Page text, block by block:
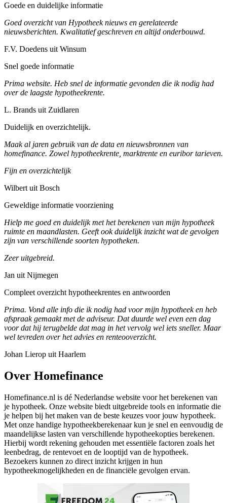
Goede en duidelijke informatie
Goed overzicht van Hypotheek nieuws en gerelateerde
nieuwsberichten. Kwalitatief geschreven en altijd onderbouwd.
F.V. Doedens uit Winsum
Snel goede informatie
Prima website. Heb snel de informatie gevonden die ik nodig had
over de laagste hypotheekrente.
L. Brands uit Zuidlaren
Duidelijk en overzichtelijk.
Maak al jaren gebruik van de data en nieuwsbronnen van
homefinance. Zowel hypotheekrente, marktrente en euribor tarieven.
Fijn en overzichtelijk
Wilbert uit Bosch
Geweldige informatie voorziening
Hielp me goed en duidelijk met het berekenen van mijn hypotheek
ruimte en maandlasten. Geeft ook duidelijk inzicht wat de gevolgen
zijn van verschillende soorten hypotheken.
Zeer uitgebreid.
Jan uit Nijmegen
Compleet overzicht hypotheekrentes en antwoorden
Prima. Vond alle info die ik nodig had voor mijn hypotheek en heb
afspraak gemaakt met de adviseur. Dat duurde wel even een dag
voor dat hij terugbelde dat mag in het vervolg wel iets sneller. Maar
wel tevreden over het advies en renteooverzicht.
Johan Lierop uit Haarlem
Over Homefinance
Homefinance.nl is dé Nederlandse website voor het berekenen van
je hypotheek. Onze website biedt uitgebreide tools en informatie die
je helpen bij het maken van de beste keuzes voor jouw hypotheek.
Met onze handige hypotheekberekenaar kun je snel en eenvoudig de
maandelijkse lasten van verschillende hypotheekopties berekenen.
Hierbij wordt rekening gehouden met essentiële factoren zoals het
leenbedrag, de rentevoet en de looptijd van de hypotheek.
Bezoekers kunnen zo direct inzicht krijgen in hun
hypotheekmogelijkheden en de financiële gevolgen ervan.